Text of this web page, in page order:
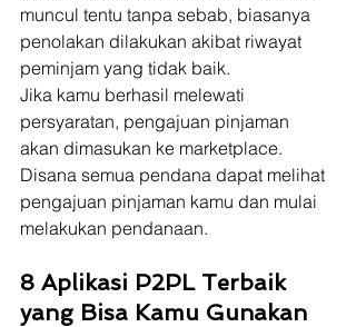
muncul tentu tanpa sebab, biasanya
penolakan dilakukan akibat riwayat
peminjam yang tidak baik.
Jika kamu berhasil melewati
persyaratan, pengajuan pinjaman
akan dimasukan ke marketplace.
Disana semua pendana dapat melihat
pengajuan pinjaman kamu dan mulai
melakukan pendanaan.
8 Aplikasi P2PL Terbaik
yang Bisa Kamu Gunakan